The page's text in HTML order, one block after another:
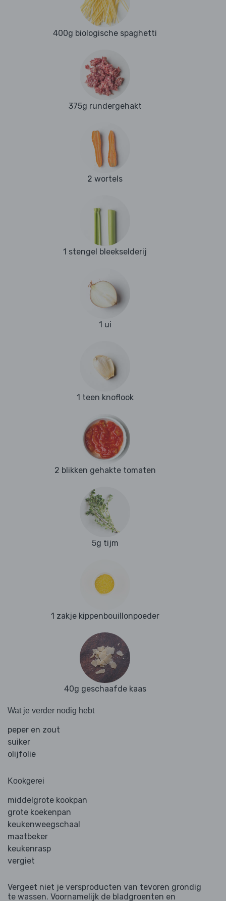
400g biologische spaghetti
375g rundergehakt
2 wortels
1 stengel bleekselderij
1 ui
1 teen knoflook
2 blikken gehakte tomaten
5g tijm
1 zakje kippenbouillonpoeder
40g geschaafde kaas
Wat je verder nodig hebt
peper en zout
suiker
olijfolie
Kookgerei
middelgrote kookpan
grote koekenpan
keukenweegschaal
maatbeker
keukenrasp
vergiet
Vergeet niet je versproducten van tevoren grondig
te wassen. Voornamelijk de bladgroenten en